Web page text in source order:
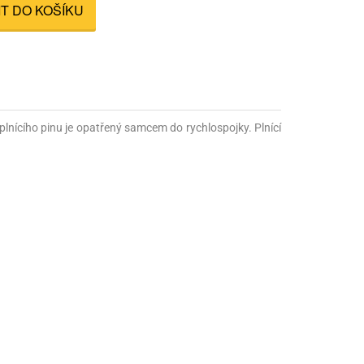
prostředky
stolice a vaky
DO KOŠÍKU
pinu je opatřený samcem do rychlospojky. Plnící